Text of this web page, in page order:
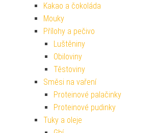
Kakao a čokoláda
Mouky
Přílohy a pečivo
Luštěniny
Obiloviny
Těstoviny
Směsi na vaření
Proteinové palačinky
Proteinové pudinky
Tuky a oleje